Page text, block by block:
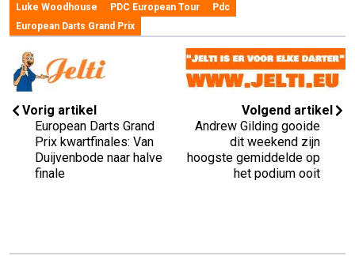
Luke Woodhouse
PDC European Tour
Pdc
European Darts Grand Prix
Vorig artikel
European Darts Grand
Prix kwartfinales: Van
Duijvenbode naar halve
finale
Volgend artikel
Andrew Gilding gooide
dit weekend zijn
hoogste gemiddelde op
het podium ooit